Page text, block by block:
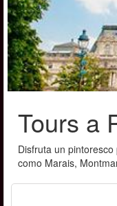
Tours a
Disfruta un
como Marais,